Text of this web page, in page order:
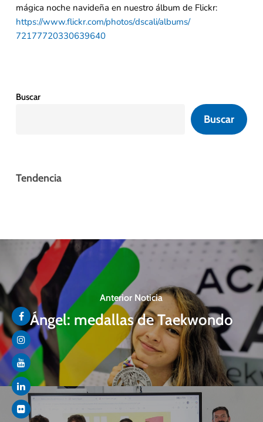
mágica noche navideña en nuestro álbum de Flickr:
https://www.flickr.com/photos/dscali/albums/
72177720330639640
Buscar
Buscar
Tendencia
Anterior Noticia
Ángel: medallas de Taekwondo